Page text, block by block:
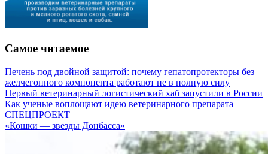
Самое читаемое
Печень под двойной защитой: почему гепатопротекторы без
желчегонного компонента работают не в полную силу
Первый ветеринарный логистический хаб запустили в России
Как ученые воплощают идею ветеринарного препарата
СПЕЦПРОЕКТ
«Кошки — звезды Донбасса»